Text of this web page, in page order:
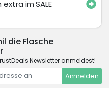
im SALE
die Flasche
Newsletter anmeldest!
Anmelden